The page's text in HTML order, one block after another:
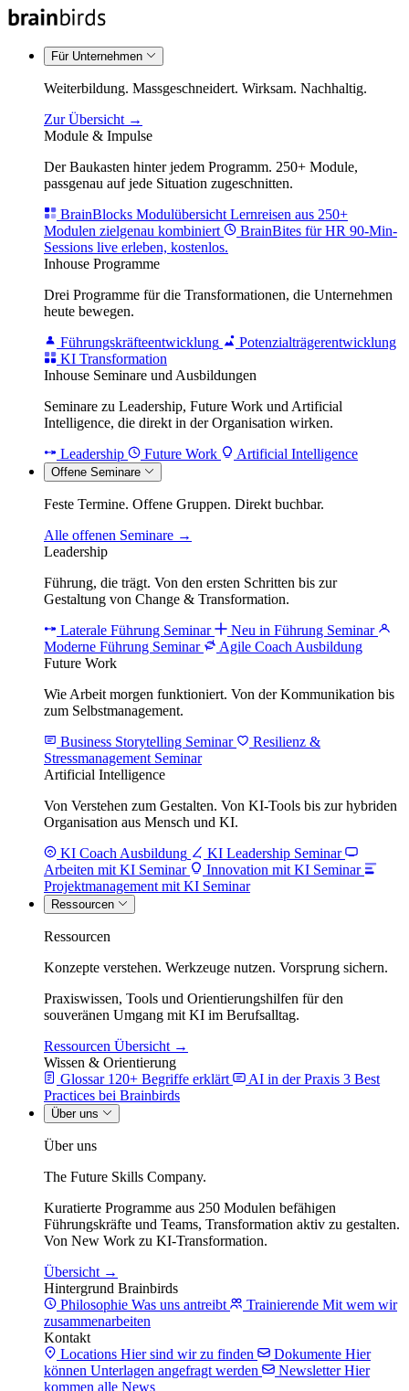
Für Unternehmen
Weiterbildung. Massgeschneidert. Wirksam. Nachhaltig.
Zur Übersicht →
Module & Impulse
Der Baukasten hinter jedem Programm. 250+ Module,
passgenau auf jede Situation zugeschnitten.
BrainBlocks Modulübersicht Lernreisen aus 250+
Modulen zielgenau kombiniert
BrainBites für HR 90-Min-
Sessions live erleben, kostenlos.
Inhouse Programme
Drei Programme für die Transformationen, die Unternehmen
heute bewegen.
Führungskräfteentwicklung
Potenzialträgerentwicklung
KI Transformation
Inhouse Seminare und Ausbildungen
Seminare zu Leadership, Future Work und Artificial
Intelligence, die direkt in der Organisation wirken.
Leadership
Future Work Artificial Intelligence
Offene Seminare
Feste Termine. Offene Gruppen. Direkt buchbar.
Alle offenen Seminare →
Leadership
Führung, die trägt. Von den ersten Schritten bis zur
Gestaltung von Change & Transformation.
Laterale Führung Seminar
Neu in Führung Seminar
Moderne Führung Seminar
Agile Coach Ausbildung
Future Work
Wie Arbeit morgen funktioniert. Von der Kommunikation bis
zum Selbstmanagement.
Business Storytelling Seminar
Resilienz &
Stressmanagement Seminar
Artificial Intelligence
Von Verstehen zum Gestalten. Von KI-Tools bis zur hybriden
Organisation aus Mensch und KI.
KI Coach Ausbildung
KI Leadership Seminar
Arbeiten mit KI Seminar
Innovation mit KI Seminar
Projektmanagement mit KI Seminar
Ressourcen
Ressourcen
Konzepte verstehen. Werkzeuge nutzen. Vorsprung sichern.
Praxiswissen, Tools und Orientierungshilfen für den
souveränen Umgang mit KI im Berufsalltag.
Ressourcen Übersicht →
Wissen & Orientierung
Glossar 120+ Begriffe erklärt AI in der Praxis 3 Best
Practices bei Brainbirds
Über uns
Über uns
The Future Skills Company.
Kuratierte Programme aus 250 Modulen befähigen
Führungskräfte und Teams, Transformation aktiv zu gestalten.
Von New Work zu KI-Transformation.
Übersicht →
Hintergrund Brainbirds
Philosophie Was uns antreibt Trainierende Mit wem wir
zusammenarbeiten
Kontakt
Locations Hier sind wir zu finden Dokumente Hier
können Unterlagen angefragt werden
Newsletter Hier
kommen alle News